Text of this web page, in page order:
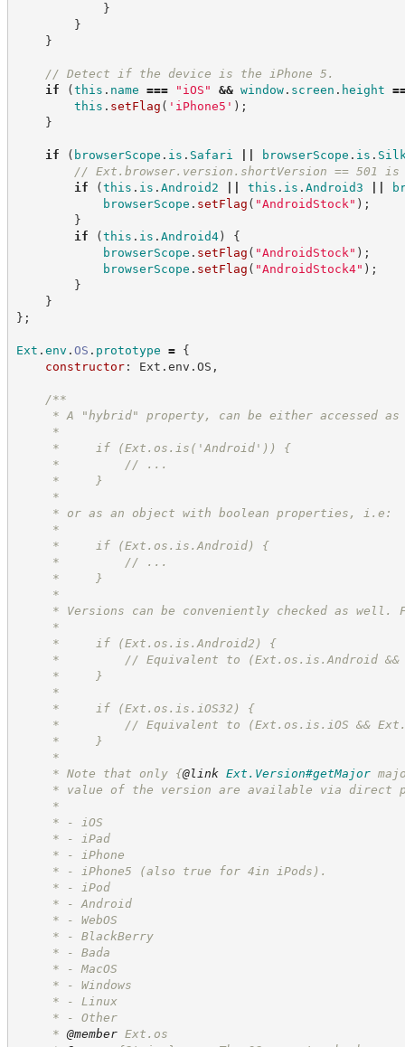
}
}
}
// Detect if the device is the iPhone 5.
if
(this . name === " iOS " && window . screen . height
this . setFlag ( ' iPhone5 ' ) ;
}
if ( browserScope . is . Safari browserScope . is .
// Ext.browser.version.shortVersion == 501 is
if
(this . is .Android2 this . is .Android3
browserScope . setFlag ( "AndroidStock " ) ;
}
if
(this . is .Android4)
{
browserScope . setFlag ( "AndroidStock " ) ;
browserScope . setFlag ( "AndroidStock4" ) ;
}
}
} ;
Ext .env .OS . prototype = {
constructor : Ext.env.OS,
/**
* A "hybrid" property, can be either accessed as
*
*     if (Ext.os.is('Android')) {
*         // ...
*     }
*
* or as an object with boolean properties, i.e:
*
*     if (Ext.os.is.Android) {
*         // ...
*     }
*
* Versions can be conveniently checked as well.
*
*     if (Ext.os.is.Android2) {
*         // Equivalent to (Ext.os.is.Android &&
*     }
*
*     if (Ext.os.is.iOS32) {
*         // Equivalent to (Ext.os.is.iOS &&
*     }
*
* Note that only {@link Ext.Version#getMajor
* value of the version are available via direct
*
* - iOS
* - iPad
* - iPhone
* - iPhone5 (also true for 4in iPods).
* - iPod
* - Android
* - WebOS
* - BlackBerry
* - Bada
* - MacOS
* - Windows
* - Linux
* - Other
* @member Ext.os